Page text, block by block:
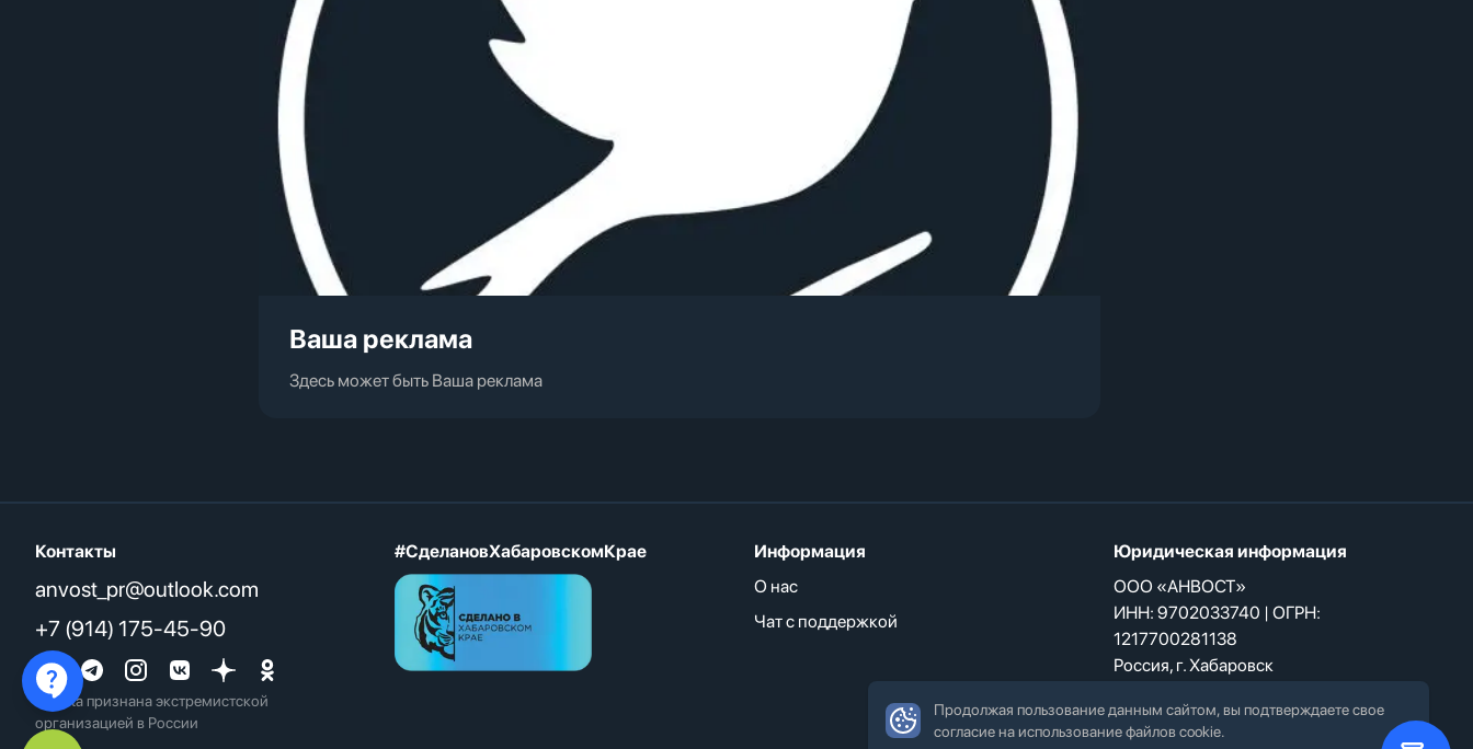
Ваша реклама
Здесь может быть Ваша реклама
Контакты
anvost_pr@outlook.com
+7 (914) 175-45-90
*Meta признана экстремистcкой
организацией в России
#СделановХабаровскомКрае
Информация
О нас
Чат с поддержкой
Юридическая информация
ООО «АНВОСТ»
ИНН: 9702033740 | ОГРН:
1217700281138
Россия, г. Хабаровск
Продолжая пользование данным сайтом, вы подтверждаете свое
согласие на использование файлов cookie.